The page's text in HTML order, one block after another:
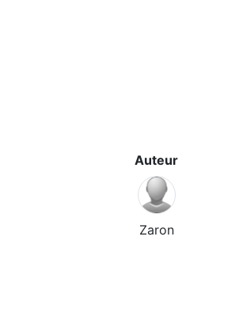
Auteur
Zaron